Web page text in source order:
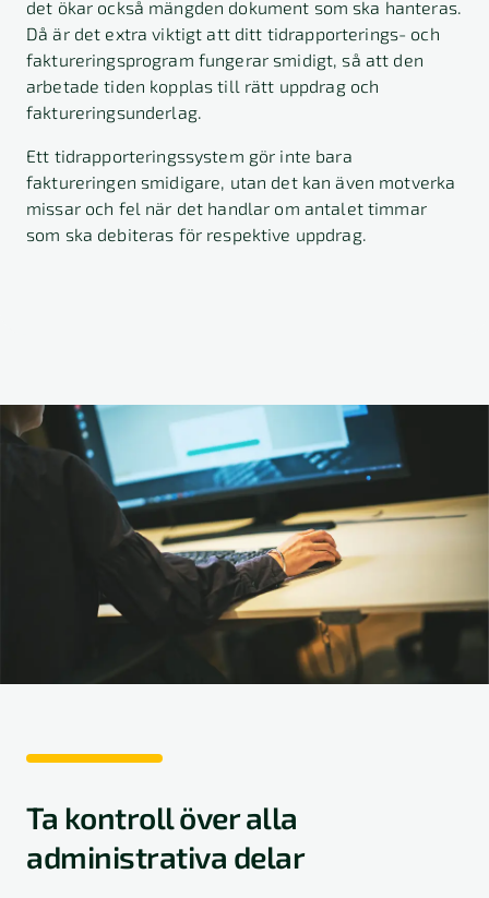
det ökar också mängden dokument som ska hanteras.
Då är det extra viktigt att ditt tidrapporterings- och
faktureringsprogram fungerar smidigt, så att den
arbetade tiden kopplas till rätt uppdrag och
faktureringsunderlag.
Ett tidrapporteringssystem gör inte bara
faktureringen smidigare, utan det kan även motverka
missar och fel när det handlar om antalet timmar
som ska debiteras för respektive uppdrag.
Ta kontroll över alla
administrativa delar